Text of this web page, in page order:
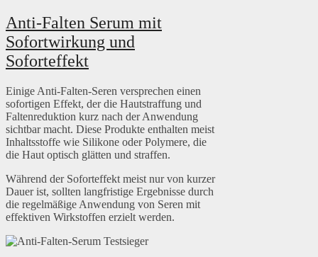
Anti-Falten Serum mit
Sofortwirkung und
Soforteffekt
Einige Anti-Falten-Seren versprechen einen
sofortigen Effekt, der die Hautstraffung und
Faltenreduktion kurz nach der Anwendung
sichtbar macht. Diese Produkte enthalten meist
Inhaltsstoffe wie Silikone oder Polymere, die
die Haut optisch glätten und straffen.
Während der Soforteffekt meist nur von kurzer
Dauer ist, sollten langfristige Ergebnisse durch
die regelmäßige Anwendung von Seren mit
effektiven Wirkstoffen erzielt werden.